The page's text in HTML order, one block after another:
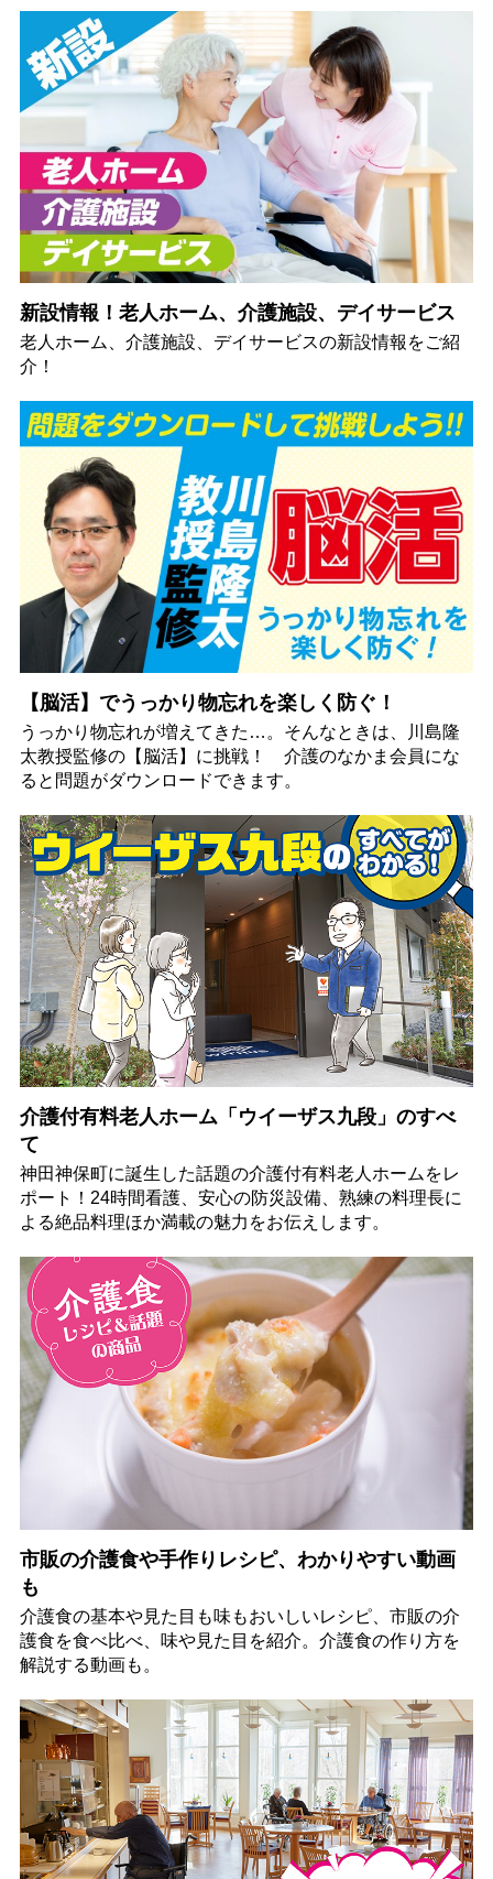
新設情報！老人ホーム、介護施設、デイサービス
老人ホーム、介護施設、デイサービスの新設情報をご紹
介！
【脳活】でうっかり物忘れを楽しく防ぐ！
うっかり物忘れが増えてきた…。そんなときは、川島隆
太教授監修の【脳活】に挑戦！ 介護のなかま会員にな
ると問題がダウンロードできます。
介護付有料老人ホーム「ウイーザス九段」のすべ
て
神田神保町に誕生した話題の介護付有料老人ホームをレ
ポート！24時間看護、安心の防災設備、熟練の料理長に
よる絶品料理ほか満載の魅力をお伝えします。
市販の介護食や手作りレシピ、わかりやすい動画
も
介護食の基本や見た目も味もおいしいレシピ、市販の介
護食を食べ比べ、味や見た目を紹介。介護食の作り方を
解説する動画も。